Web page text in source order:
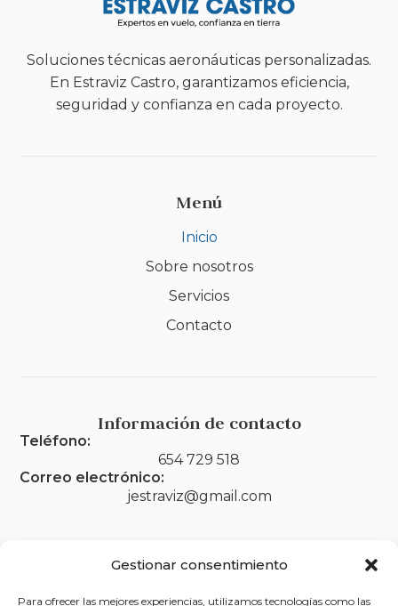
Gestionar consentimiento
Para ofrecer las mejores experiencias, utilizamos tecnologías como las
Soluciones técnicas aeronáuticas personalizadas.
En Estraviz Castro, garantizamos eficiencia,
seguridad y confianza en cada proyecto.
Menú
Inicio
Sobre nosotros
Servicios
Contacto
Información de contacto
Teléfono:
654 729 518
Correo electrónico:
jestraviz@gmail.com